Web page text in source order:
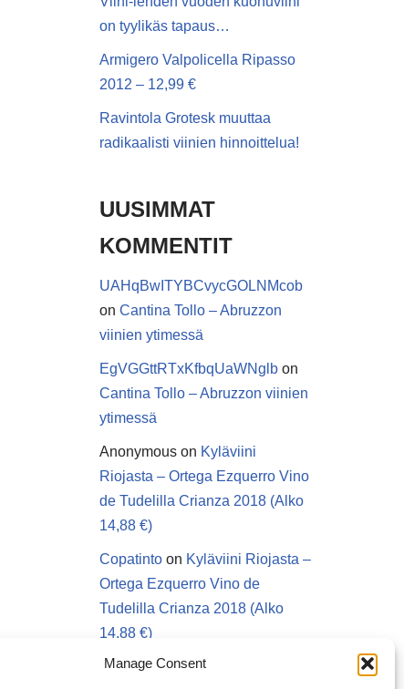
Manage Consent
on tyylikäs tapaus…
Armigero Valpolicella Ripasso
2012 – 12,99 €
Ravintola Grotesk muuttaa
radikaalisti viinien hinnoittelua!
UUSIMMAT
KOMMENTIT
UAHqBwITYBCvycGOLNMcob
on Cantina Tollo – Abruzzon
viinien ytimessä
EgVGGttRTxKfbqUaWNglbon
Cantina Tollo – Abruzzon viinien
ytimessä
Anonymouson Kyläviini
Riojasta – Ortega Ezquerro Vino
de Tudelilla Crianza 2018 (Alko
14,88 €)
Copatintoon Kyläviini Riojasta –
Ortega Ezquerro Vino de
Tudelilla Crianza 2018 (Alko
14,88 €)
Sanna van Herwaarden